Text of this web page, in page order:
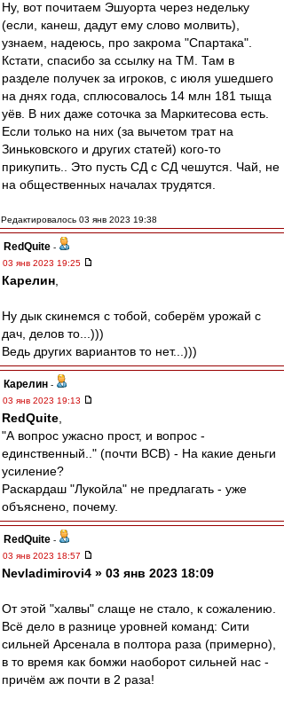
Ну, вот почитаем Эшуорта через недельку
(если, канеш, дадут ему слово молвить),
узнаем, надеюсь, про закрома "Спартака".
Кстати, спасибо за ссылку на ТМ. Там в
разделе получек за игроков, с июля ушедшего
на днях года, сплюсовалось 14 млн 181 тыща
уёв. В них даже соточка за Маркитесова есть.
Если только на них (за вычетом трат на
Зиньковского и других статей) кого-то
прикупить.. Это пусть СД с СД чешутся. Чай, не
на общественных началах трудятся.
Редактировалось 03 янв 2023 19:38
RedQuite -
03 янв 2023 19:25
Карелин
Ну дык скинемся с тобой, соберём урожай с
дач, делов то...)))
Ведь других вариантов то нет...)))
Карелин -
03 янв 2023 19:13
RedQuite
"А вопрос ужасно прост, и вопрос -
единственный.." (почти ВСВ) - На какие деньги
усиление?
Раскардаш "Лукойла" не предлагать - уже
объяснено, почему.
RedQuite -
03 янв 2023 18:57
Nevladimirovi4 » 03 янв 2023 18:09
От этой "халвы" слаще не стало, к сожалению.
Всё дело в разнице уровней команд: Сити
сильней Арсенала в полтора раза (примерно),
в то время как бомжи наоборот сильней нас -
причём аж почти в 2 раза!